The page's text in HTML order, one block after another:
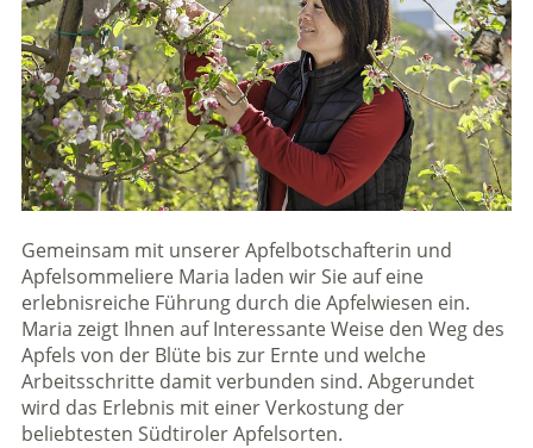
Gemeinsam mit unserer Apfelbotschafterin und
Apfelsommeliere Maria laden wir Sie auf eine
erlebnisreiche Führung durch die Apfelwiesen ein.
Maria zeigt Ihnen auf Interessante Weise den Weg des
Apfels von der Blüte bis zur Ernte und welche
Arbeitsschritte damit verbunden sind. Abgerundet
wird das Erlebnis mit einer Verkostung der
beliebtesten Südtiroler Apfelsorten.